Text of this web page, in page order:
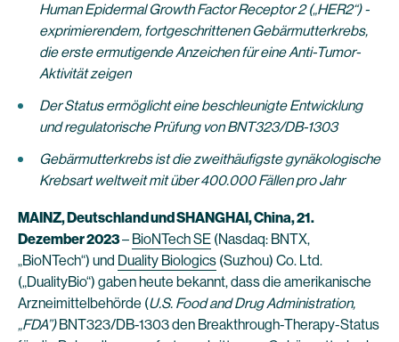
Human Epidermal Growth Factor Receptor 2 („HER2“) -
exprimierendem, fortgeschrittenen Gebärmutterkrebs,
die erste ermutigende Anzeichen für eine Anti-Tumor-
Aktivität zeigen
Der Status ermöglicht eine beschleunigte Entwicklung
und regulatorische Prüfung von BNT323/DB-1303
Gebärmutterkrebs ist die zweithäufigste gynäkologische
Krebsart weltweit mit über 400.000 Fällen pro Jahr
MAINZ, Deutschland und SHANGHAI, China, 21.
Dezember 2023– BioNTech SE (Nasdaq: BNTX,
„BioNTech“) und Duality Biologics (Suzhou) Co. Ltd.
(„DualityBio“) gaben heute bekannt, dass die amerikanische
Arzneimittelbehörde (U.S. Food and Drug Administration,
„FDA”)BNT323/DB-1303 den Breakthrough-Therapy-Status